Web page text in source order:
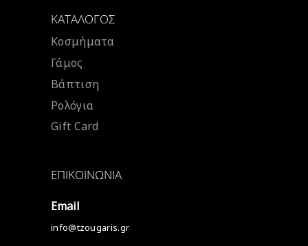
ΚΑΤΆΛΟΓΟΣ
Κοσμήματα
Γάμος
Βάπτιση
Ρολόγια
Gift Card
ΕΠΙΚΟΙΝΩΝΊΑ
Email
info@tzougaris.gr